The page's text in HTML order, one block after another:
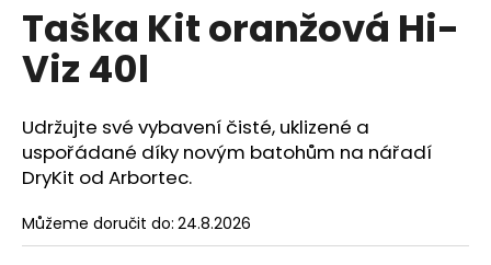
produktu
0,0
z
hvězdiček.
Taška Kit oranžová Hi-
Viz 40l
Udržujte své vybavení čisté, uklizené a
uspořádané díky novým batohům na nářadí
DryKit od Arbortec.
Můžeme doručit do: 24.8.2026
D
o
o
r
u
č
u
j